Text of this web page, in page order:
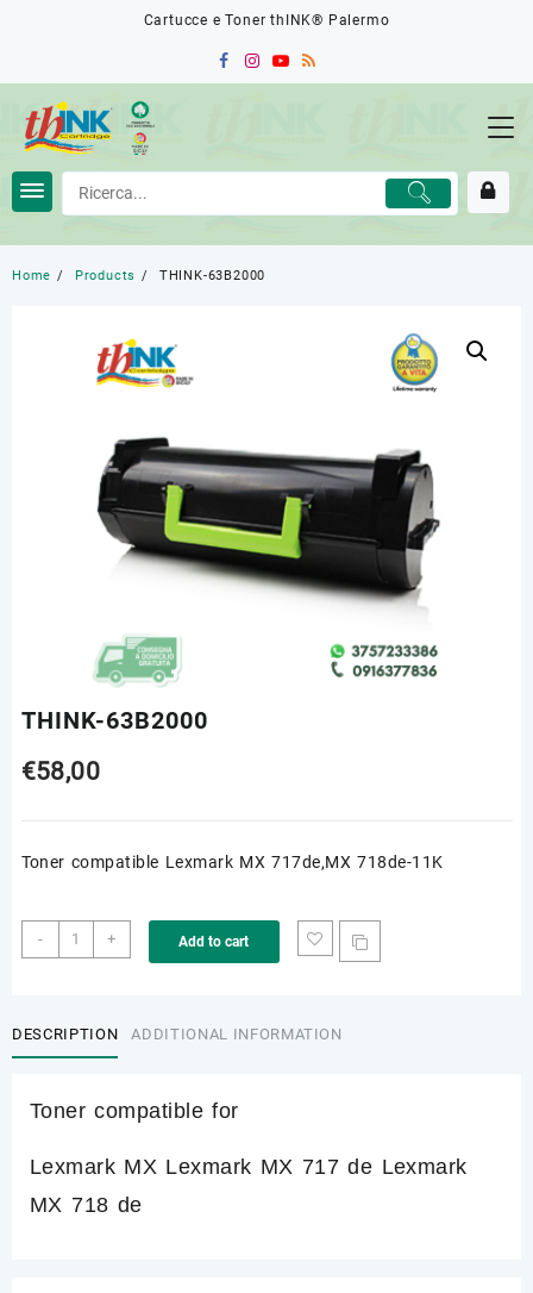
Cartucce e Toner thINK® Palermo
Home Products THINK-63B2000
THINK-63B2000
€58,00
Toner compatible Lexmark MX 717de,MX 718de-11K
-
THINK-
63B2000
+ Add to cart
DESCRIPTION ADDITIONAL INFORMATION
Toner compatible for
Lexmark MX Lexmark MX 717 de Lexmark
MX 718 de